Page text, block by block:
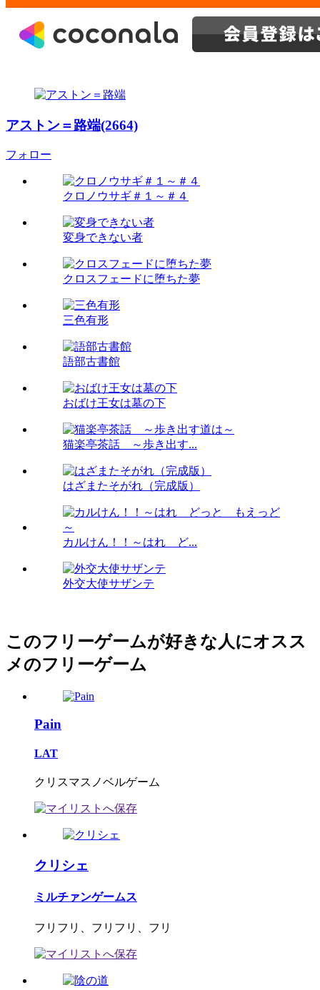
アストン＝路端(2664)
フォロー
クロノウサギ＃１～＃４
変身できない者
クロスフェードに堕ちた夢
三色有形
語部古書館
おばけ王女は墓の下
猫楽亭茶話 ～歩き出す...
はざまたそがれ（完成版）
カルけん！！～はれ ど...
外交大使サザンテ
このフリーゲームが好きな人にオスス
メのフリーゲーム
Pain
LAT
クリスマスノベルゲーム
クリシェ
ミルチァンゲームス
フリフリ、フリフリ、フリ